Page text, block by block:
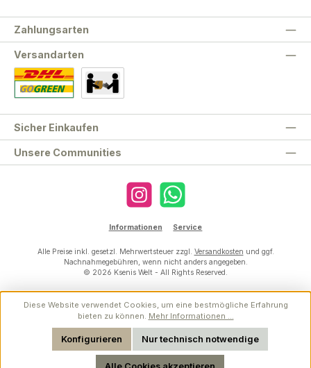
Unsere Communities
Zahlungsarten
Versandarten
Sicher Einkaufen
Instagram WhatsApp
Informationen Service
Alle Preise inkl. gesetzl. Mehrwertsteuer zzgl. Versandkosten und ggf.
Nachnahmegebühren, wenn nicht anders angegeben.
© 2026 Ksenis Welt - All Rights Reserved.
Werkzeugleiste anzeigen
Diese Website verwendet Cookies, um eine bestmögliche Erfahrung
bieten zu können. Mehr Informationen ...
Nur technisch notwendige
Konfigurieren